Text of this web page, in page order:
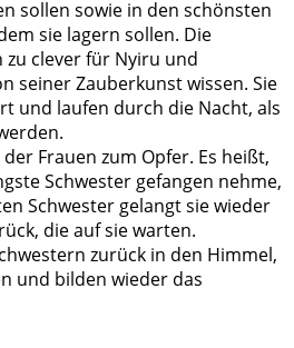
sollen sowie in den schönsten
sie lagern sollen. Die
clever für Nyiru und
seiner Zauberkunst wissen. Sie
und laufen durch die Nacht, als
Frauen zum Opfer. Es heißt,
Schwester gefangen nehme,
Schwester gelangt sie wieder
die auf sie warten.
zurück in den Himmel,
und bilden wieder das